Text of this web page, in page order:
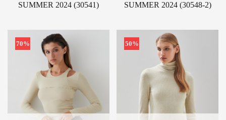
SUMMER 2024 (30541)
SUMMER 2024 (30548-2)
70% 50%